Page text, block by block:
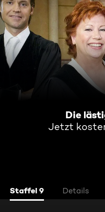
Die
Jetzt
Staffel 9 Details